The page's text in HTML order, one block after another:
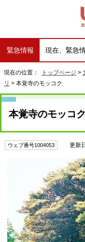
緊急情報 現在、緊急
現在の位置： トップページ >
リ > 本覚寺のモッコク
本覚寺のモッコク
ウェブ番号1004053 更新